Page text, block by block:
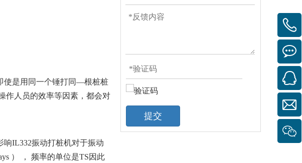
使是用同一个锤打同―根桩桩
作人员的效率等因素，都会对
IL332振动打桩机对于振动
） ， 频率的单位是TS因此
提交